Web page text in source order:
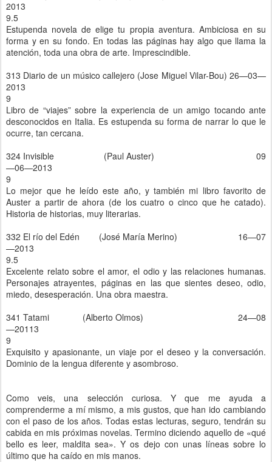
2013
9.5
Estupenda novela de elige tu propia aventura. Ambiciosa en su
forma y en su fondo. En todas las páginas hay algo que llama la
atención, toda una obra de arte. Imprescindible.
313 Diario de un músico callejero (Jose Miguel Vilar-Bou) 26—03—
2013
9
Libro de “viajes” sobre la experiencia de un amigo tocando ante
desconocidos en Italia. Es estupenda su forma de narrar lo que le
ocurre, tan cercana.
324 Invisible (Paul Auster) 09
—06—2013
9
Lo mejor que he leído este año, y también mi libro favorito de
Auster a partir de ahora (de los cuatro o cinco que he catado).
Historia de historias, muy literarias.
332 El río del Edén (José María Merino) 16—07
—2013
9.5
Excelente relato sobre el amor, el odio y las relaciones humanas.
Personajes atrayentes, páginas en las que sientes deseo, odio,
miedo, desesperación. Una obra maestra.
341 Tatami (Alberto Olmos) 24—08
—20113
9
Exquisito y apasionante, un viaje por el deseo y la conversación.
Dominio de la lengua diferente y asombroso.
Como veis, una selección curiosa. Y que me ayuda a
comprenderme a mí mismo, a mis gustos, que han ido cambiando
con el paso de los años. Todas estas lecturas, seguro, tendrán su
cabida en mis próximas novelas. Termino diciendo aquello de «qué
bello es leer, maldita sea». Y os dejo con unas líneas sobre lo
último que ha caído en mis manos.